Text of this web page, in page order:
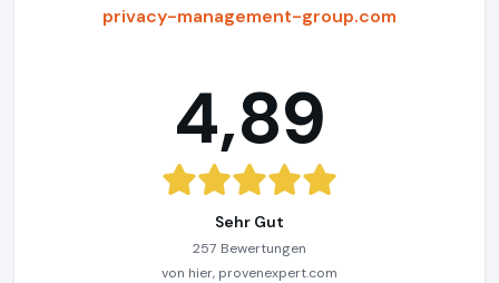
privacy-management-group.com
4,89
Sehr Gut
257 Bewertungen
von hier, provenexpert.com